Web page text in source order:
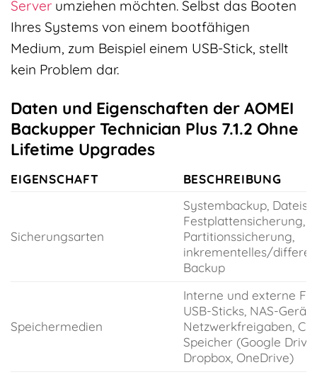
Server umziehen möchten. Selbst das Booten
Ihres Systems von einem bootfähigen
Medium, zum Beispiel einem USB-Stick, stellt
kein Problem dar.
Daten und Eigenschaften der AOMEI
Backupper Technician Plus 7.1.2 Ohne
Lifetime Upgrades
EIGENSCHAFT BESCHREIBUNG
Sicherungsarten
Systembackup,
Festplattensicherung,
Partitionssicherung,
inkrementelles/
Backup
Speichermedien
Interne und externe
USB-Sticks, NAS-
Netzwerkfreigaben,
Speicher (Google Drive,
Dropbox, OneDrive)